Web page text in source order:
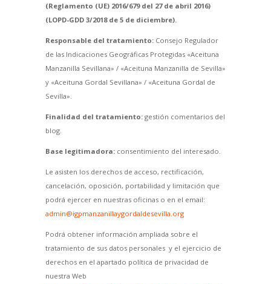
(Reglamento (UE) 2016/679 del 27 de abril 2016)
(LOPD-GDD 3/2018 de 5 de diciembre).
Responsable del tratamiento:Consejo Regulador
de las Indicaciones Geográficas Protegidas «Aceituna
Manzanilla Sevillana» / «Aceituna Manzanilla de Sevilla»
y «Aceituna Gordal Sevillana» / «Aceituna Gordal de
Sevilla».
Finalidad del tratamiento:gestión comentarios del
blog.
Base legitimadora:consentimiento del interesado.
Le asisten los derechos de acceso, rectificación,
cancelación, oposición, portabilidad y limitación que
podrá ejercer en nuestras oficinas o en el email:
admin@igpmanzanillaygordaldesevilla.org
Podrá obtener información ampliada sobre el
tratamiento de sus datos personales y el ejercicio de
derechos en el apartado política de privacidad de
nuestra Web